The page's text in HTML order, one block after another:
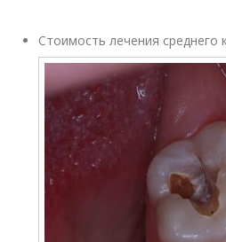
Стоимость лечения среднего